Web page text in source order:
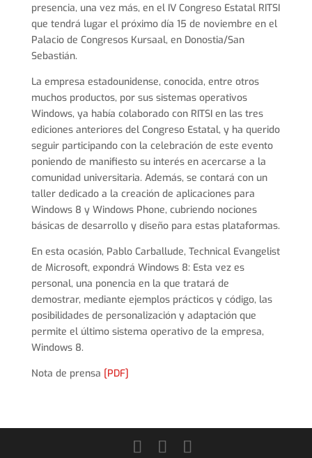
presencia, una vez más, en el IV Congreso Estatal RITSI
que tendrá lugar el próximo día 15 de noviembre en el
Palacio de Congresos Kursaal, en Donostia/San
Sebastián.
La empresa estadounidense, conocida, entre otros
muchos productos, por sus sistemas operativos
Windows, ya había colaborado con RITSI en las tres
ediciones anteriores del Congreso Estatal, y ha querido
seguir participando con la celebración de este evento
poniendo de manifiesto su interés en acercarse a la
comunidad universitaria. Además, se contará con un
taller dedicado a la creación de aplicaciones para
Windows 8 y Windows Phone, cubriendo nociones
básicas de desarrollo y diseño para estas plataformas.
En esta ocasión, Pablo Carballude, Technical Evangelist
de Microsoft, expondrá Windows 8: Esta vez es
personal, una ponencia en la que tratará de
demostrar, mediante ejemplos prácticos y código, las
posibilidades de personalización y adaptación que
permite el último sistema operativo de la empresa,
Windows 8.
Nota de prensa [PDF]